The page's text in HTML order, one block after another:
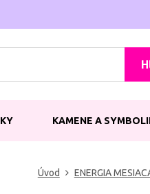
KAMENE A
Úvod ENERGIA